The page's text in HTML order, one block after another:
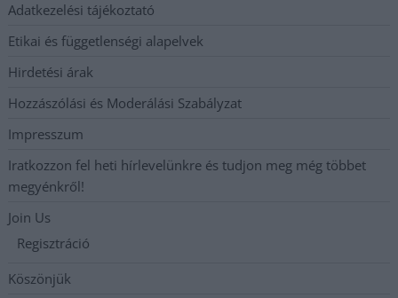
Adatkezelési tájékoztató
Etikai és függetlenségi alapelvek
Hirdetési árak
Hozzászólási és Moderálási Szabályzat
Impresszum
Iratkozzon fel heti hírlevelünkre és tudjon meg még többet
megyénkről!
Join Us
Regisztráció
Köszönjük